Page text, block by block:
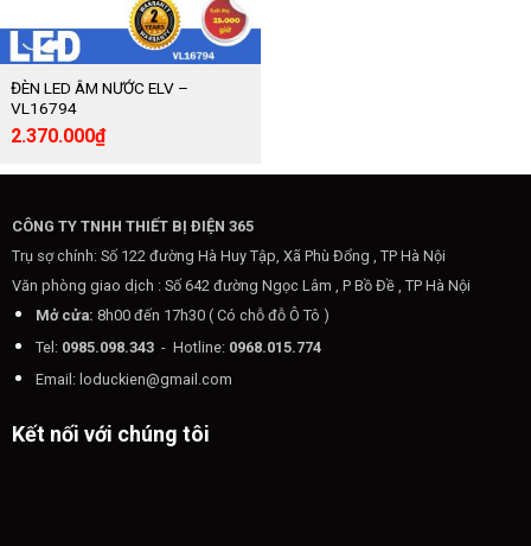
ĐÈN LED ÂM NƯỚC ELV –
VL16794
Giá
là:
2.370.000₫Giá
hiện
tại
2.370.000₫.
CÔNG TY TNHH THIẾT BỊ ĐIỆN 365
Trụ sợ chính: Số 122 đường Hà Huy Tập, Xã Phù Đổng , TP Hà Nội
Văn phòng giao dịch : Số 642 đường Ngọc Lâm , P Bồ Đề , TP Hà Nội
Mở cửa: 8h00 đến 17h30 ( Có chỗ đỗ Ô Tô )
Tel: 0985.098.343 - Hotline: 0968.015.774
Email: loduckien@gmail.com
Kết nối với chúng tôi